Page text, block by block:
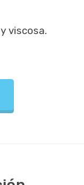
viscosa.